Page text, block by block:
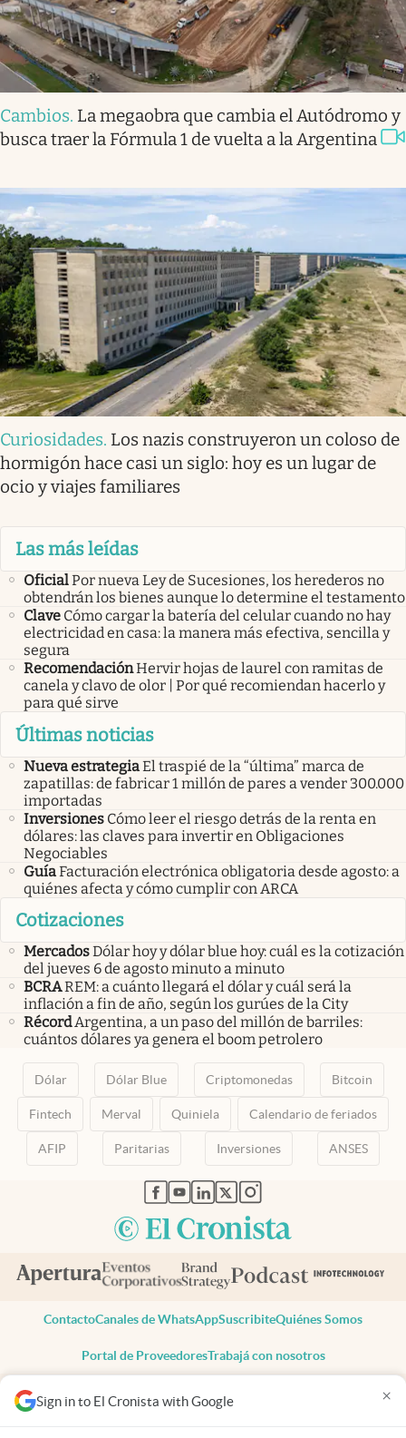
Sign in to El Cronista with Google ×
Cambios. La megaobra que cambia el Autódromo y
busca traer la Fórmula 1 de vuelta a la Argentina
Curiosidades. Los nazis construyeron un coloso de
hormigón hace casi un siglo: hoy es un lugar de
ocio y viajes familiares
Las más leídas
OficialPor nueva Ley de Sucesiones, los herederos no
obtendrán los bienes aunque lo determine el testamento
Clave Cómo cargar la batería del celular cuando no hay
electricidad en casa: la manera más efectiva, sencilla y
segura
RecomendaciónHervir hojas de laurel con ramitas de
canela y clavo de olor | Por qué recomiendan hacerlo y
para qué sirve
Últimas noticias
Nueva estrategiaEl traspié de la “última” marca de
zapatillas: de fabricar 1 millón de pares a vender 300.000
importadas
Inversiones Cómo leer el riesgo detrás de la renta en
dólares: las claves para invertir en Obligaciones
Negociables
GuíaFacturación electrónica obligatoria desde agosto: a
quiénes afecta y cómo cumplir con ARCA
Cotizaciones
MercadosDólar hoy y dólar blue hoy: cuál es la cotización
del jueves 6 de agosto minuto a minuto
BCRAREM: a cuánto llegará el dólar y cuál será la
inflación a fin de año, según los gurúes de la City
RécordArgentina, a un paso del millón de barriles:
cuántos dólares ya genera el boom petrolero
Dólar Dólar Blue Criptomonedas Bitcoin
Fintech Merval Quiniela Calendario de feriados
AFIP Paritarias Inversiones ANSES
abre en nueva pestaña
abre en nueva pestaña
abre en nueva pestaña
abre en nueva pestaña
abre en nueva pestaña
ContactoCanales de WhatsAppSuscribiteQuiénes Somos
Portal de ProveedoresTrabajá con nosotros
Todos los derechos reservados